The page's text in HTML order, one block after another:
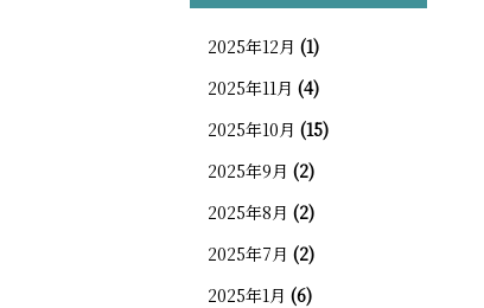
2025年12月 (1)
2025年11月 (4)
2025年10月 (15)
2025年9月 (2)
2025年8月 (2)
2025年7月 (2)
2025年1月 (6)